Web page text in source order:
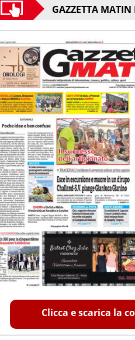
GAZZETTA MATIN
Clicca e scarica la